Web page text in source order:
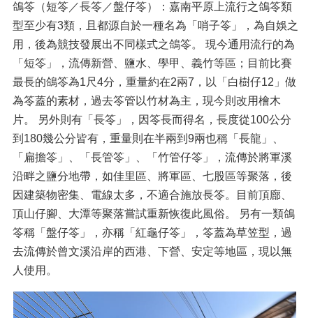
鴿笭（短笭／長笭／盤仔笭）：嘉南平原上流行之鴿笭類
型至少有3類，且都源自於一種名為「哨子笭」，為自娛之
用，後為競技發展出不同樣式之鴿笭。 現今通用流行的為
「短笭」，流傳新營、鹽水、學甲、義竹等區；目前比賽
最長的鴿笭為1尺4分，重量約在2兩7，以「白樹仔12」做
為笭蓋的素材，過去笭管以竹材為主，現今則改用檜木
片。 另外則有「長笭」，因笭長而得名，長度從100公分
到180幾公分皆有，重量則在半兩到9兩也稱「長龍」、
「扁擔笭」、「長管笭」、「竹管仔笭」，流傳於將軍溪
沿畔之鹽分地帶，如佳里區、將軍區、七股區等聚落，後
因建築物密集、電線太多，不適合施放長笭。目前頂廍、
頂山仔腳、大潭等聚落嘗試重新恢復此風俗。 另有一類鴿
笭稱「盤仔笭」，亦稱「紅龜仔笭」，笭蓋為草笠型，過
去流傳於曾文溪沿岸的西港、下營、安定等地區，現以無
人使用。